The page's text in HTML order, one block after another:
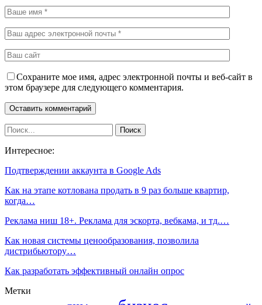
Сохраните мое имя, адрес электронной почты и веб-сайт в
этом браузере для следующего комментария.
Интересное:
Подтверждении аккаунта в Google Ads
Как на этапе котлована продать в 9 раз больше квартир,
когда…
Реклама ниш 18+. Реклама для эскорта, вебкама, и тд.…
Как новая системы ценообразования, позволила
дистрибьютору…
Как разработать эффективный онлайн опрос
Метки